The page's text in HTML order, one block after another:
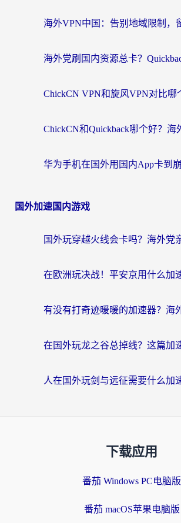
国外加速国内游戏
下载应用
番茄 Windows PC电脑版
番茄 macOS苹果电脑版